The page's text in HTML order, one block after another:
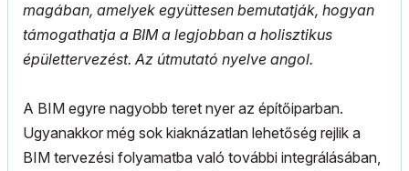
magában, amelyek együttesen bemutatják, hogyan
támogathatja a BIM a legjobban a holisztikus
épülettervezést. Az útmutató nyelve angol.
A BIM egyre nagyobb teret nyer az építőiparban.
Ugyanakkor még sok kiaknázatlan lehetőség rejlik a
BIM tervezési folyamatba való további integrálásában,